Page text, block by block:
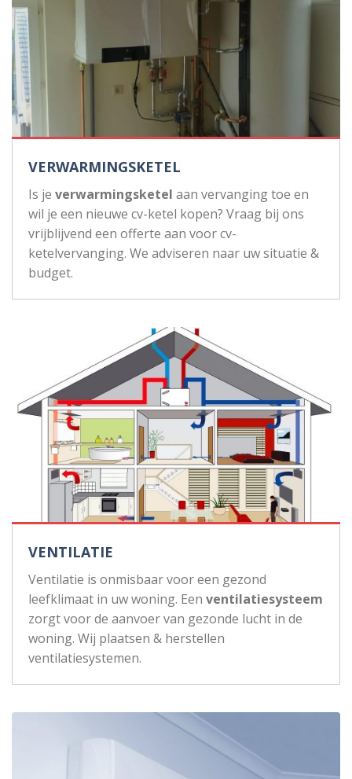
VERWARMINGSKETEL
Is je verwarmingsketel aan vervanging toe en
wil je een nieuwe cv-ketel kopen? Vraag bij ons
vrijblijvend een offerte aan voor cv-
ketelvervanging. We adviseren naar uw situatie &
budget.
VENTILATIE
Ventilatie is onmisbaar voor een gezond
leefklimaat in uw woning. Een ventilatiesysteem
zorgt voor de aanvoer van gezonde lucht in de
woning. Wij plaatsen & herstellen
ventilatiesystemen.